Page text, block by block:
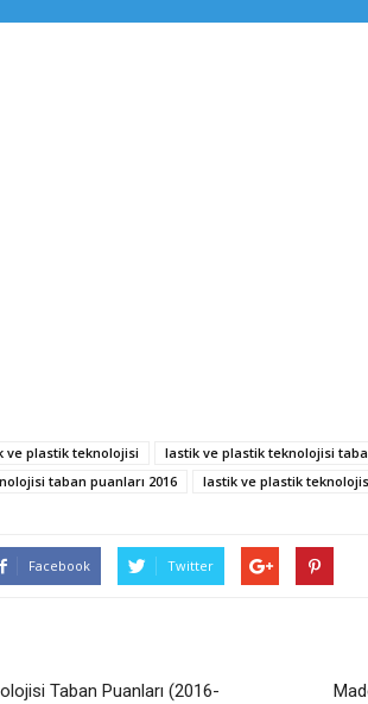
ve plastik teknolojisi lastik ve plastik teknolojisi
taban puanları 2016
lastik ve plastik
Facebook Twitter
Taban Puanları (2016-